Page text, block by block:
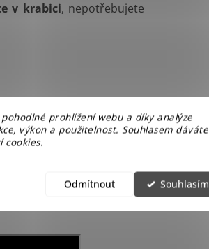
prohlížení webu a díky analýze
výkon a použitelnost. Souhlasem dáváte
cookies.
Odmítnout Souhlasím
v krabici, nepotřebujete
a balíme tak, aby i na